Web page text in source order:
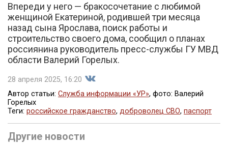
Впереди у него — бракосочетание с любимой
женщиной Екатериной, родившей три месяца
назад сына Ярослава, поиск работы и
строительство своего дома, сообщил о планах
россиянина руководитель пресс-службы ГУ МВД
области Валерий Горелых.
28 апреля 2025, 16:20
Поделиться
Автор статьи: Служба информации «УР», фото: Валерий
Горелых
Теги: российское гражданство, доброволец СВО, паспорт
Другие новости